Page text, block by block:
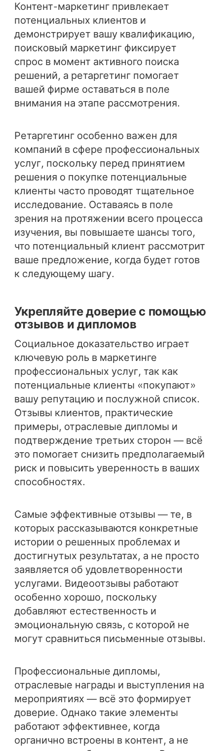
Контент-маркетинг привлекает
потенциальных клиентов и
демонстрирует вашу квалификацию,
поисковый маркетинг фиксирует
спрос в момент активного поиска
решений, а ретаргетинг помогает
вашей фирме оставаться в поле
внимания на этапе рассмотрения.
Ретаргетинг особенно важен для
компаний в сфере профессиональных
услуг, поскольку перед принятием
решения о покупке потенциальные
клиенты часто проводят тщательное
исследование. Оставаясь в поле
зрения на протяжении всего процесса
изучения, вы повышаете шансы того,
что потенциальный клиент рассмотрит
ваше предложение, когда будет готов
к следующему шагу.
Укрепляйте доверие с помощью
отзывов и дипломов
Социальное доказательство играет
ключевую роль в маркетинге
профессиональных услуг, так как
потенциальные клиенты «покупают»
вашу репутацию и послужной список.
Отзывы клиентов, практические
примеры, отраслевые дипломы и
подтверждение третьих сторон — всё
это помогает снизить предполагаемый
риск и повысить уверенность в ваших
способностях.
Самые эффективные отзывы — те, в
которых рассказываются конкретные
истории о решенных проблемах и
достигнутых результатах, а не просто
заявляется об удовлетворенности
услугами. Видеоотзывы работают
особенно хорошо, поскольку
добавляют естественность и
эмоциональную связь, с которой не
могут сравниться письменные отзывы.
Профессиональные дипломы,
отраслевые награды и выступления на
мероприятиях — всё это формирует
доверие. Однако такие элементы
работают эффективнее, когда
органично встроены в контент, а не